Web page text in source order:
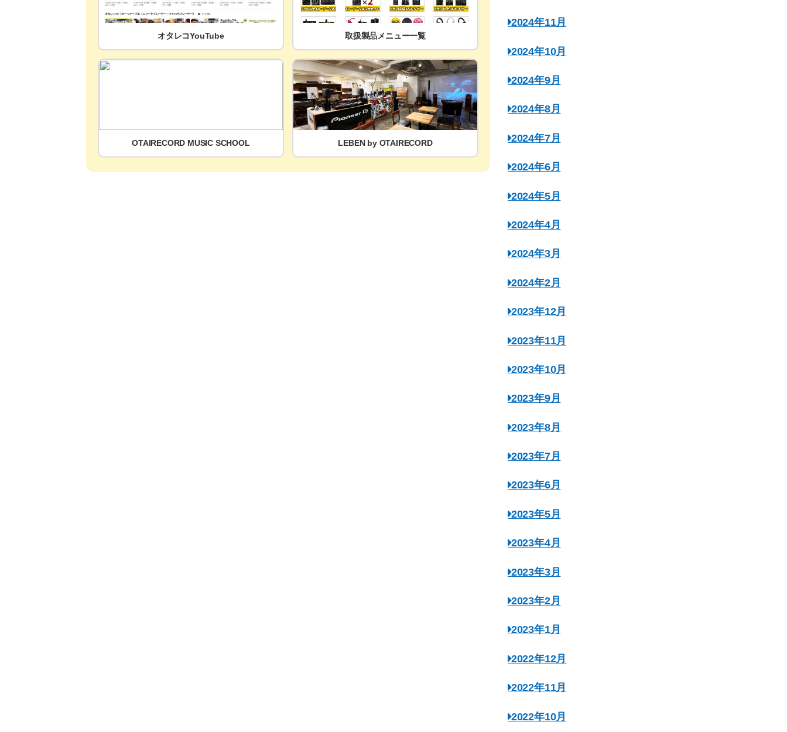
オタレコYouTube 取扱製品メニュー一覧
OTAIRECORD MUSIC SCHOOL LEBEN by OTAIRECORD
2024年11月
2024年10月
2024年9月
2024年8月
2024年7月
2024年6月
2024年5月
2024年4月
2024年3月
2024年2月
2023年12月
2023年11月
2023年10月
2023年9月
2023年8月
2023年7月
2023年6月
2023年5月
2023年4月
2023年3月
2023年2月
2023年1月
2022年12月
2022年11月
2022年10月